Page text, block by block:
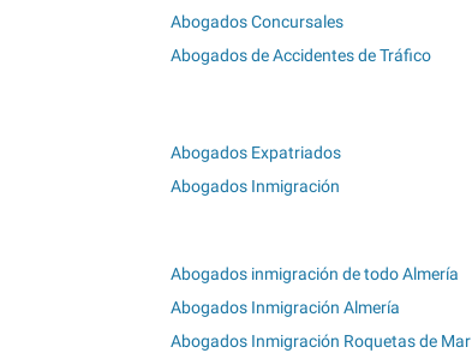
Abogados Concursales
Abogados de Accidentes de Tráfico
Abogados Expatriados
Abogados Inmigración
Abogados inmigración de todo Almería
Abogados Inmigración Almería
Abogados Inmigración Roquetas de Mar